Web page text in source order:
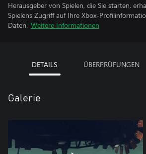
Herausgeber von Spielen, die Sie starten,
Spielens Zugriff auf Ihre Xbox-
Daten. Weitere Informationen
DETAILS ÜBERPRÜFUNGEN
Galerie